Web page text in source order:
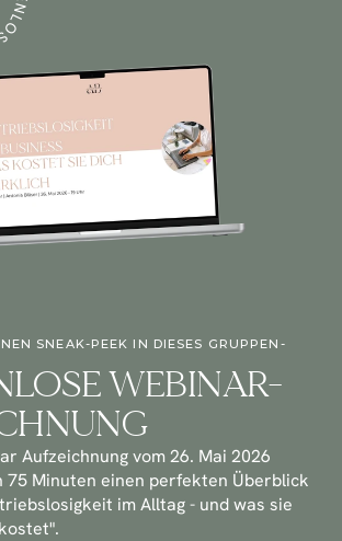
SNEAK-PEEK IN DIESES GRUPPEN-
WEBINAR-
Aufzeichnung vom 26. Mai 2026
75 Minuten einen perfekten Überblick
im Alltag - und was sie